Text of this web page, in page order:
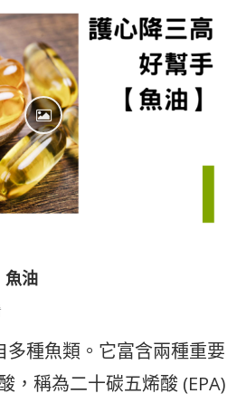
魚油
多種魚類。它富含兩種重要
，稱為二十碳五烯酸 (EPA)